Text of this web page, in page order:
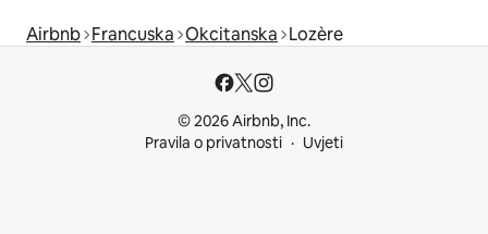
Airbnb Francuska Okcitanska Lozère
© 2026 Airbnb, Inc.
Pravila o privatnosti
Uvjeti